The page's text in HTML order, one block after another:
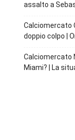
assalto a
Calciomercato
doppio colpo |
Calciomercato
Miami? | La